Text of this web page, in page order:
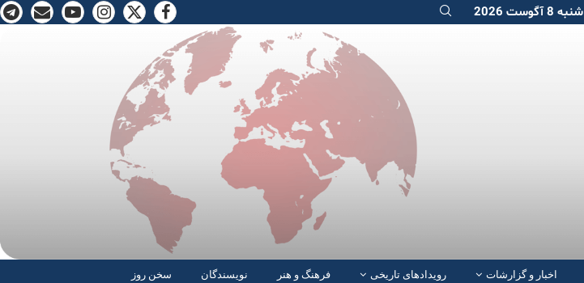
شنبه 8 آگوست 2026
اخبار و گزارشات رویدادهای تاریخی فرهنگ و هنر نویسندگان
سخن روز